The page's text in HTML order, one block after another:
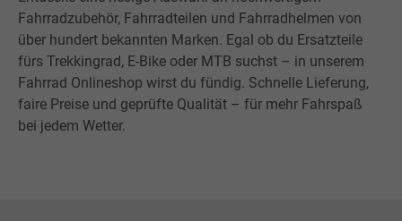
Fahrradzubehör, Fahrradteilen und Fahrradhelmen von
über hundert bekannten Marken. Egal ob du Ersatzteile
fürs Trekkingrad, E-Bike oder MTB suchst – in unserem
Fahrrad Onlineshop wirst du fündig. Schnelle Lieferung,
faire Preise und geprüfte Qualität – für mehr Fahrspaß
bei jedem Wetter.